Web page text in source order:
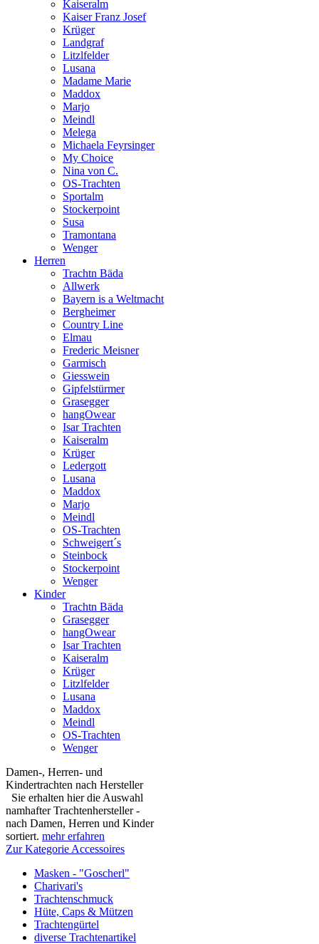
Kaiseralm
Kaiser Franz Josef
Krüger
Landgraf
Litzlfelder
Lusana
Madame Marie
Maddox
Marjo
Meindl
Melega
Michaela Feyrsinger
My Choice
Nina von C.
OS-Trachten
Sportalm
Stockerpoint
Susa
Tramontana
Wenger
Herren
Trachtn Bäda
Allwerk
Bayern is a Weltmacht
Bergheimer
Country Line
Elmau
Frederic Meisner
Garmisch
Giesswein
Gipfelstürmer
Grasegger
hangOwear
Isar Trachten
Kaiseralm
Krüger
Ledergott
Lusana
Maddox
Marjo
Meindl
OS-Trachten
Schweigert´s
Steinbock
Stockerpoint
Wenger
Kinder
Trachtn Bäda
Grasegger
hangOwear
Isar Trachten
Kaiseralm
Krüger
Litzlfelder
Lusana
Maddox
Meindl
OS-Trachten
Wenger
Damen-, Herren- und
Kindertrachten nach Hersteller
Sie erhalten hier die Auswahl
namhafter Trachtenhersteller -
nach Damen, Herren und Kinder
sortiert. mehr erfahren
Zur Kategorie Accessoires
Masken - "Goscherl"
Charivari's
Trachtenschmuck
Hüte, Caps & Mützen
Trachtengürtel
diverse Trachtenartikel